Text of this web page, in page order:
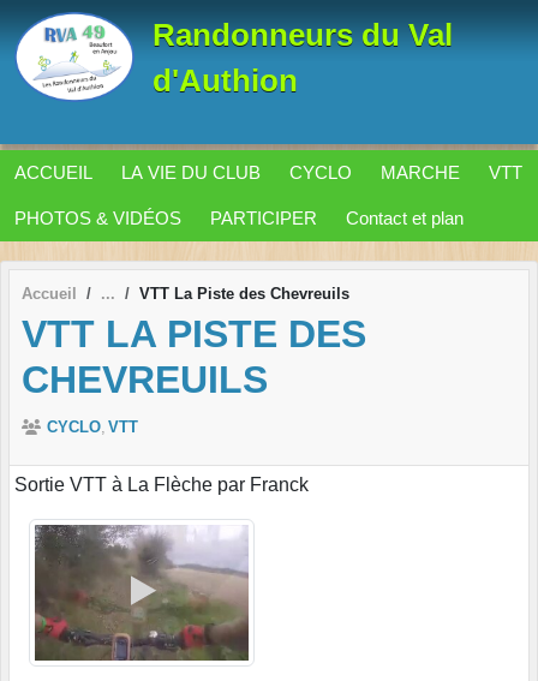
Randonneurs du Val
d'Authion
ACCUEIL LA VIE DU CLUB CYCLO MARCHE VTT
PHOTOS & VIDÉOS PARTICIPER Contact et plan
Accueil VTT La Piste des Chevreuils
VTT LA PISTE DES
CHEVREUILS
CYCLO VTT
Sortie VTT à La Flèche par Franck
Panneau de gestion des cookies